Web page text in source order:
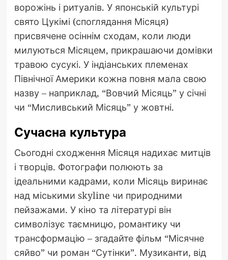
ворожінь і ритуалів. У японській культурі
свято Цукімі (споглядання Місяця)
присвячене осіннім сходам, коли люди
милуються Місяцем, прикрашаючи домівки
травою сусукі. У індіанських племенах
Північної Америки кожна повня мала свою
назву – наприклад, “Вовчий Місяць” у січні
чи “Мисливський Місяць” у жовтні.
Сучасна культура
Сьогодні сходження Місяця надихає митців
і творців. Фотографи полюють за
ідеальними кадрами, коли Місяць виринає
над міськими skyline чи природними
пейзажами. У кіно та літературі він
символізує таємницю, романтику чи
трансформацію – згадайте фільм “Місячне
сяйво” чи роман “Сутінки”. Музиканти, від